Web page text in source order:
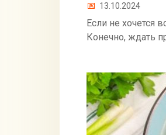
13.10.2024
Если не хочется
Конечно, ждать